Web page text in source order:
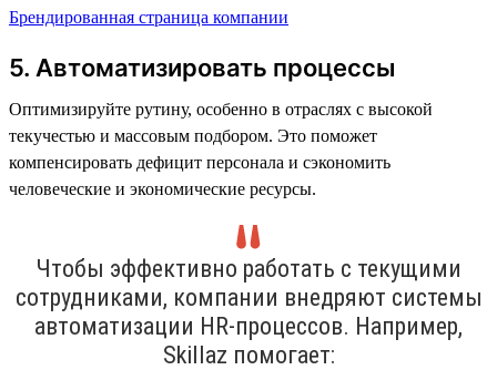
Брендированная страница компании
5. Автоматизировать процессы
Оптимизируйте рутину, особенно в отраслях с высокой
текучестью и массовым подбором. Это поможет
компенсировать дефицит персонала и сэкономить
человеческие и экономические ресурсы.
Чтобы эффективно работать с текущими
сотрудниками, компании внедряют системы
автоматизации HR-процессов. Например,
Skillaz помогает: